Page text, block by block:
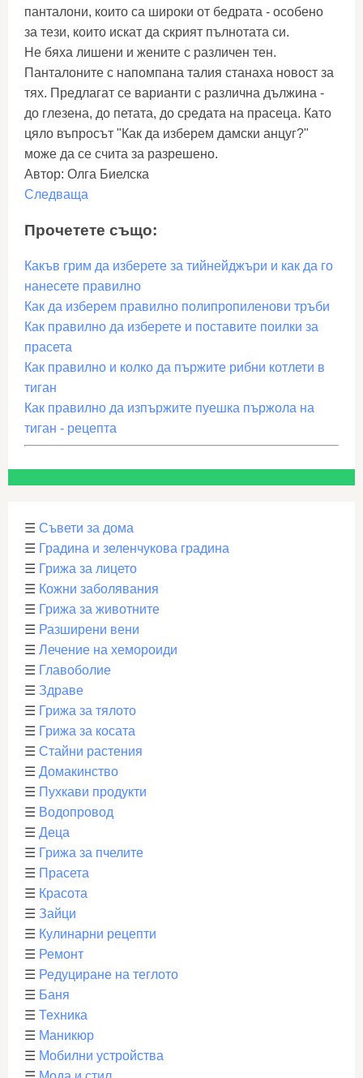
панталони, които са широки от бедрата - особено
за тези, които искат да скрият пълнотата си.
Не бяха лишени и жените с различен тен.
Панталоните с напомпана талия станаха новост за
тях. Предлагат се варианти с различна дължина -
до глезена, до петата, до средата на прасеца. Като
цяло въпросът "Как да изберем дамски анцуг?"
може да се счита за разрешено.
Автор: Олга Биелска
Следваща
Прочетете също:
Какъв грим да изберете за тийнейджъри и как да го
нанесете правилно
Как да изберем правилно полипропиленови тръби
Как правилно да изберете и поставите поилки за
прасета
Как правилно и колко да пържите рибни котлети в
тиган
Как правилно да изпържите пуешка пържола на
тиган - рецепта
☰ Съвети за дома
☰ Градина и зеленчукова градина
☰ Грижа за лицето
☰ Кожни заболявания
☰ Грижа за животните
☰ Разширени вени
☰ Лечение на хемороиди
☰ Главоболие
☰ Здраве
☰ Грижа за тялото
☰ Грижа за косата
☰ Стайни растения
☰ Домакинство
☰ Пухкави продукти
☰ Водопровод
☰ Деца
☰ Грижа за пчелите
☰ Прасета
☰ Красота
☰ Зайци
☰ Кулинарни рецепти
☰ Ремонт
☰ Редуциране на теглото
☰ Баня
☰ Техника
☰ Маникюр
☰ Мобилни устройства